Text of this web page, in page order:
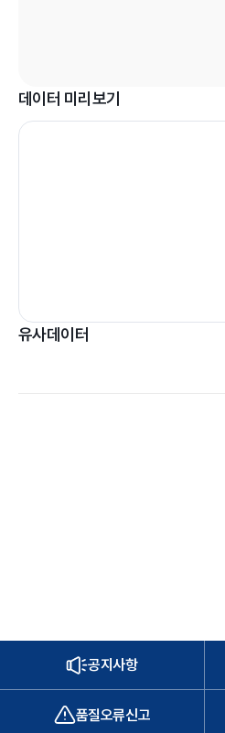
데이터 미리보기
유사데이터
공지사항
품질오류신고